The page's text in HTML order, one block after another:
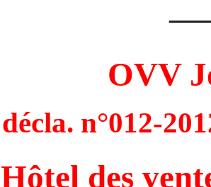
OVV
décla. n°012-
Hôtel des